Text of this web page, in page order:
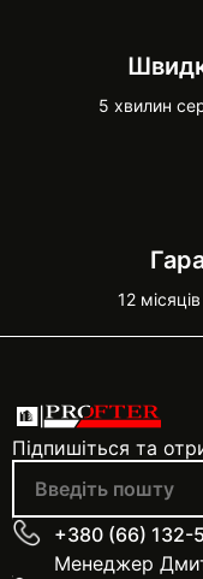
5 хвилин
12
Підпишіться та
+380 (66) 132-
Менеджер